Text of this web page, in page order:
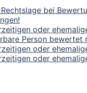
bei
oder
Person
oder
oder